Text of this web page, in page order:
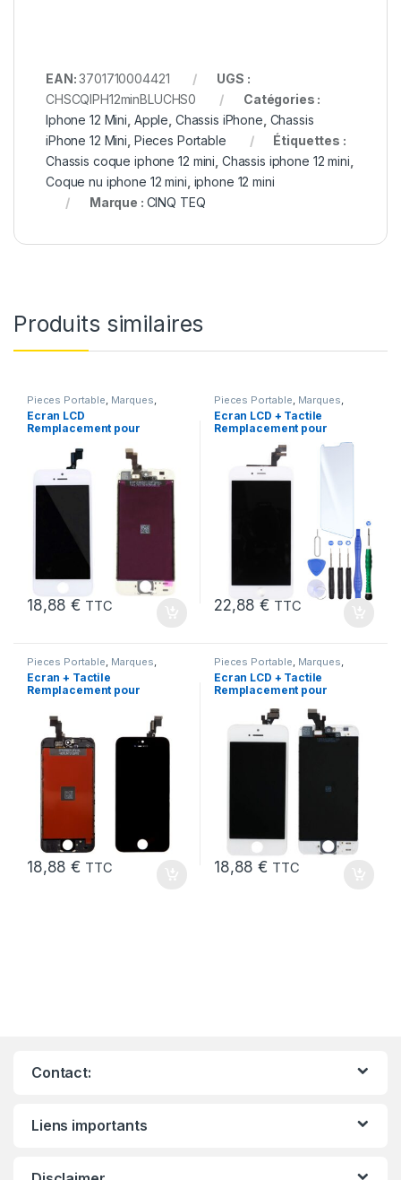
EAN:3701710004421
UGS :
CHSCQIPH12minBLUCHS0
Catégories :
Iphone 12 Mini Apple Chassis iPhone Chassis
iPhone 12 Mini Pieces Portable
Étiquettes :
Chassis coque iphone 12 mini Chassis iphone 12 mini
Coque nu iphone 12 mini iphone 12 mini
Marque : CINQ TEQ
Produits similaires
Pieces Portable Marques
Apple iPhone 5s
Ecran LCD
Remplacement pour
tactile + Outils
18,88€ TTC
Pieces Portable Marques
Apple iPhone 6 Plus
Ecran LCD + Tactile
Remplacement pour
22,88€ TTC
Pieces Portable Marques
Apple iPhone 5C
Ecran + Tactile
Remplacement pour
sur Chassis + Outils
18,88€ TTC
Pieces Portable Marques
Apple iPhone 5
Ecran LCD + Tactile
Remplacement pour
18,88€ TTC
Contact:
Liens importants